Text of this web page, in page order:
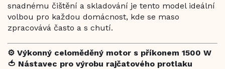
snadnému čištění a skladování je tento model ideální
volbou pro každou domácnost, kde se maso
zpracovává často a s chutí.
⚙️ Výkonný celoměděný motor s příkonem 1500 W
🍅 Nástavec pro výrobu rajčatového protlaku